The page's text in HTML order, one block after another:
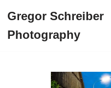
Inhalt
Gregor Schreiber
Photography